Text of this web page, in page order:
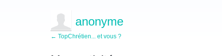
anonyme
← TopChrétien... et vous ?